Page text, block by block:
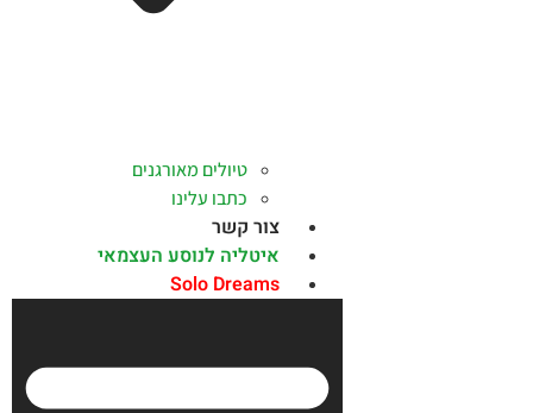
טיולים מאורגנים
כתבו עלינו
צור קשר
איטליה לנוסע העצמאי
Solo Dreams